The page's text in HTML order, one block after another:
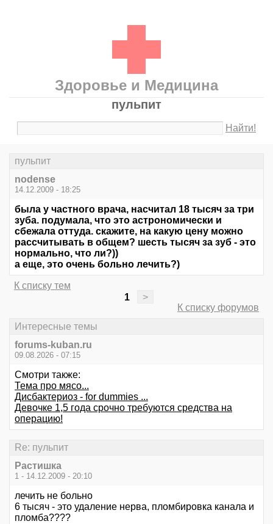
Здоровье и Медицина
пульпит
Найти!
пульпит
nodense
14.12.2009 - 18:25
была у частного врача, насчитал 18 тысяч за три
зуба. подумала, что это астрономически и
сбежала оттуда. скажите, на какую цену можно
рассчитывать в общем? шесть тысяч за зуб - это
нормально, что ли?))
а еще, это очень больно лечить?)
К списку тем
1
>
К списку форумов
Интересные темы
forums-kuban.ru
09.08.2026 - 07:15
Смотри также:
Тема про мясо...
Дисбактериоз - for dummies ...
Девочке 1,5 года срочно требуются средства на
операцию!
Re: пульпит
Растишка
1 - 14.12.2009 - 20:10
лечить не больно
6 тысяч - это удаление нерва, пломбировка канала и
пломба????